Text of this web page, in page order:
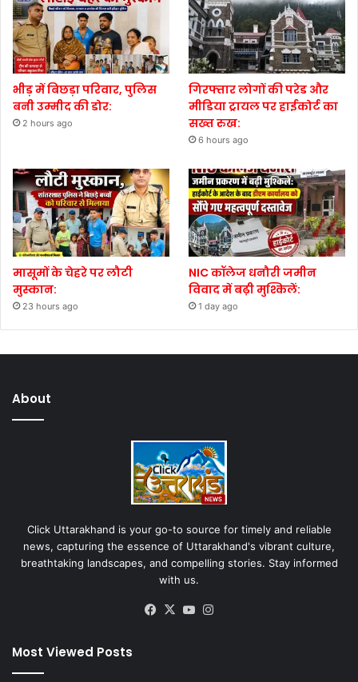
भीड़ में बिछड़ा परिवार, पुलिस
बनी उम्मीद की डोर:
2 hours ago
गिरफ्तार लोगों की परेड और
मीडिया ट्रायल पर हाईकोर्ट का
सख्त रुख:
6 hours ago
मासूमों के चेहरे पर लौटी
मुस्कान:
23 hours ago
NIC कॉलेज धनौरी जमीन
विवाद में बढ़ी मुश्किलें:
1 day ago
About
Click Uttarakhand is your go-to source for timely and reliable
news, capturing the essence of Uttarakhand's vibrant culture,
breathtaking landscapes, and compelling stories. Stay informed
with us.
Facebook
X YouTube
Most Viewed Posts